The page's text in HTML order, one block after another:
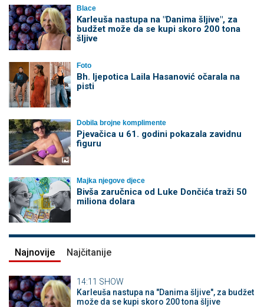
Blace
Karleuša nastupa na "Danima šljive", za
budžet može da se kupi skoro 200 tona
šljive
Foto
Bh. ljepotica Laila Hasanović očarala na
pisti
Dobila brojne komplimente
Pjevačica u 61. godini pokazala zavidnu
figuru
Majka njegove djece
Bivša zaručnica od Luke Dončića traži 50
miliona dolara
Najnovije Najčitanije
14:11 SHOW
Karleuša nastupa na "Danima šljive", za budžet
može da se kupi skoro 200 tona šljive